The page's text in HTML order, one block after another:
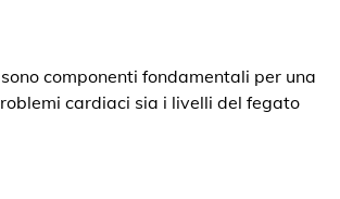
componenti fondamentali per una
cardiaci sia i livelli del fegato